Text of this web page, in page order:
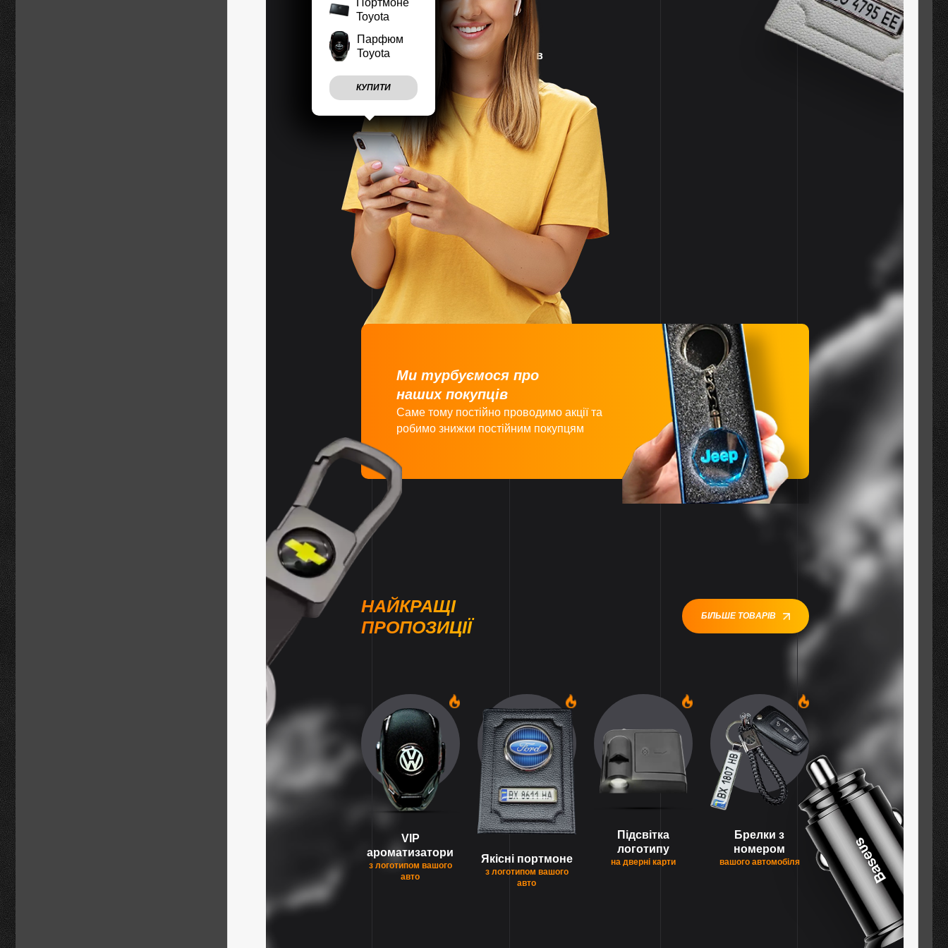
Toyota
Парфюм
Toyota
КУПИТИ
Наш магазин працює7 днів
Враховуємопобажання
клієнтів
Швидковідправляємо
замовлення
Великий асортимент
товарів
Ми турбуємося про
наших покупців
Саме тому постійно проводимо акції та
робимо знижки постійним покупцям
НАЙКРАЩІ
ПРОПОЗИЦІЇ
БІЛЬШЕ ТОВАРІВ
VIP
ароматизатори
з логотипом вашого
авто
Якісні портмоне
з логотипом вашого
авто
Підсвітка
логотипу
на дверні карти
Брелки з
номером
вашого автомобіля